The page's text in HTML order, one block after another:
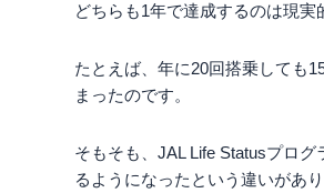
どちらも1年で達成するのは現実
たとえば、年に20回搭乗しても
まったのです。
そもそも、JAL Life Statusプロ
るようになったという違いがあり